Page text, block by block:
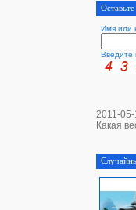
Имя или
Введите
2011-
Какая